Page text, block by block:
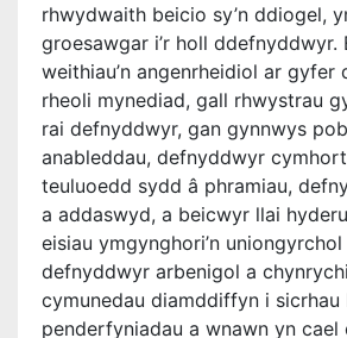
rhwydwaith beicio sy’n ddiogel,
groesawgar i’r holl ddefnyddwyr.
weithiau’n angenrheidiol ar gyfer
rheoli mynediad, gall rhwystrau
rai defnyddwyr, gan gynnwys
anableddau, defnyddwyr
teuluoedd sydd â phramiau,
a addaswyd, a beicwyr llai
eisiau ymgynghori’n
defnyddwyr arbenigol a
cymunedau diamddiffyn i sicrhau
penderfyniadau a wnawn yn cael